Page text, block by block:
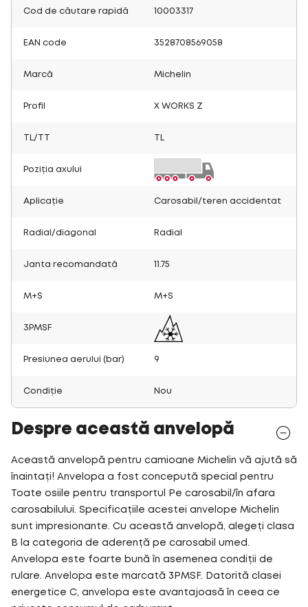
Cod de căutare rapidă 10003317
EAN code 3528708569058
Marcă Michelin
Profil X WORKS Z
TL/TT
Poziția axului
Aplicație Carosabil/teren accidentat
Radial/diagonal Radial
Janta recomandată 11.75
M+S M+S
3PMSF
Presiunea aerului (bar) 9
Condiție Nou
Despre această anvelopă
Această anvelopă pentru camioane Michelin vă ajută să
înaintați! Anvelopa a fost concepută special pentru
Toate osiile pentru transportul Pe carosabil/în afara
carosabilului. Specificațiile acestei anvelope Michelin
sunt impresionante. Cu această anvelopă, alegeți clasa
B la categoria de aderență pe carosabil umed.
Anvelopa este foarte bună în asemenea condiții de
rulare. Anvelopa este marcată 3PMSF. Datorită clasei
energetice C, anvelopa este avantajoasă în ceea ce